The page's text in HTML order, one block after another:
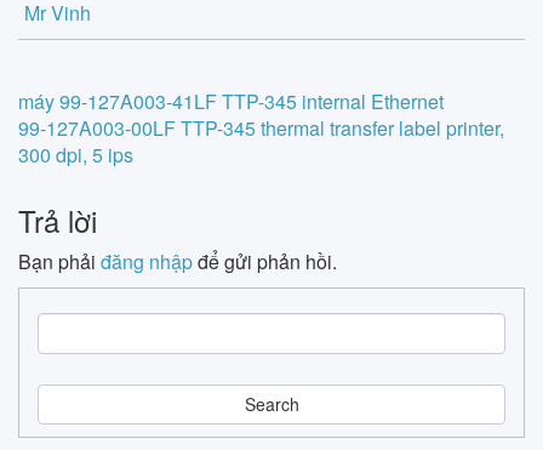
Mr Vinh
Post
navigation
máy 99-127A003-41LF TTP-345 internal Ethernet
99-127A003-00LF TTP-345 thermal transfer label printer,
300 dpi, 5 ips
Trả lời
Bạn phải đăng nhậpđể gửi phản hồi.
e
a
r
c